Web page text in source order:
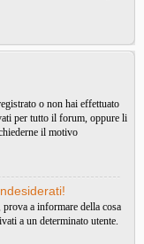
o non hai effettuato
per tutto il forum, oppure li
il motivo
a informare della cosa
a un determinato utente.